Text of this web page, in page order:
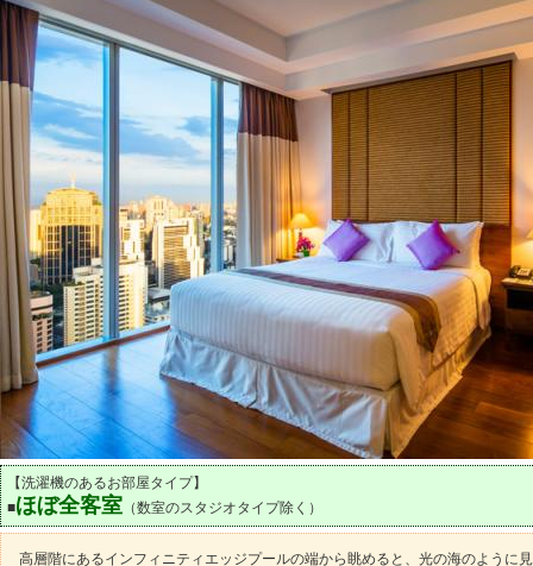
【洗濯機のあるお部屋タイプ】
■ほぼ全客室 （数室のスタジオタイプ除く）
高層階にあるインフィニティエッジプールの端から眺めると、光の海のように